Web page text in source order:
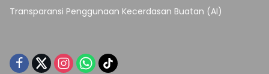
Transparansi Penggunaan Kecerdasan Buatan (AI)